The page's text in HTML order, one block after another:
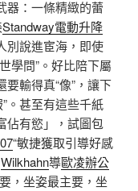
器：一條精緻的蕾
Standway電動升降
別說進宦海，即使
學問”。好比陪下屬
輸得真“像”，讓下
”。甚至有這些千紙
佔有慾」，試圖包
“敏捷獲取引導好感
Wilkhahn導歐凌辦公
要，坐姿最主要，坐